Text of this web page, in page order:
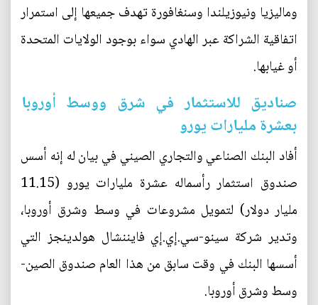
وماليزيا ونيوزيلندا وسنغافورة تهدف جميعها إلى استمرار
اتفاقية الشراكة عبر الهادي سواء بوجود الولايات المتحدة
أو غيابها.
صناديق للاستثمار في شرق ووسط أوروبا
بعشرة مليارات يورو
أفاد البنك الصناعي والتجاري الصيني في بيان له إنه أسس
صندوق استثمار رأسماله عشرة مليارات يورو (11.15
مليار دولار) لتمويل مشروعات في وسط وشرق أوروبا،
وتدير شركة سينو-سي.إي.إي فايننشال هولدينجز التي
أسسها البنك في وقت سابق من هذا العام صندوق الصين-
وسط وشرق أوروبا.